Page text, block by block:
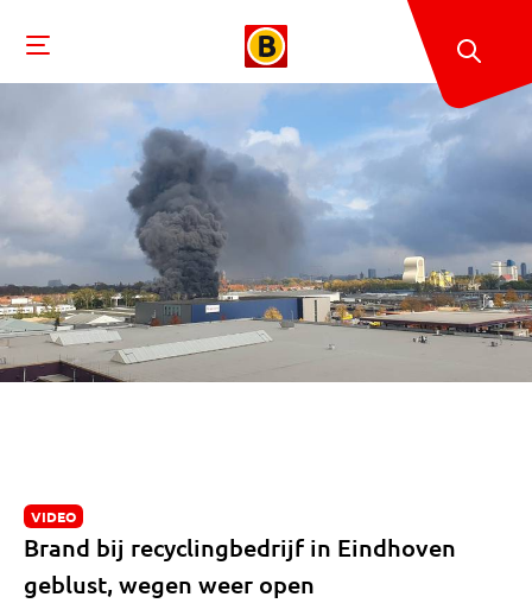
VIDEO
Brand bij recyclingbedrijf in Eindhoven
geblust, wegen weer open